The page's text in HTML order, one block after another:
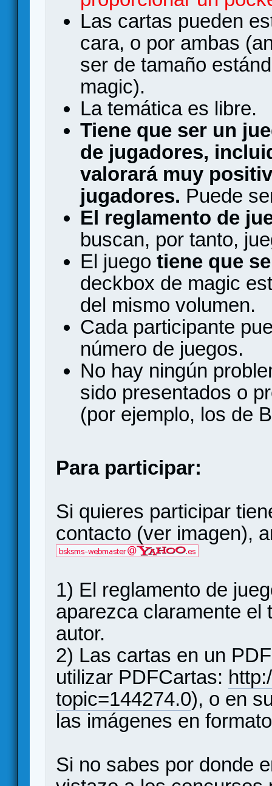
Las cartas pueden
cara, o por ambas
ser de tamaño
magic).
La temática es libre.
Tiene que ser un
de jugadores,
valorará muy
jugadores. Puede
El reglamento de
buscan, por tanto,
El juego tiene que
deckbox de magic
del mismo volumen.
Cada participante
número de juegos.
No hay ningún
sido presentados o
(por ejemplo, los de
Para participar:
Si quieres participar
contacto (ver imagen),
1) El reglamento de
aparezca claramente el
autor.
2) Las cartas en un
utilizar PDFCartas:
topic=144274.0), o en
las imágenes en
Si no sabes por donde